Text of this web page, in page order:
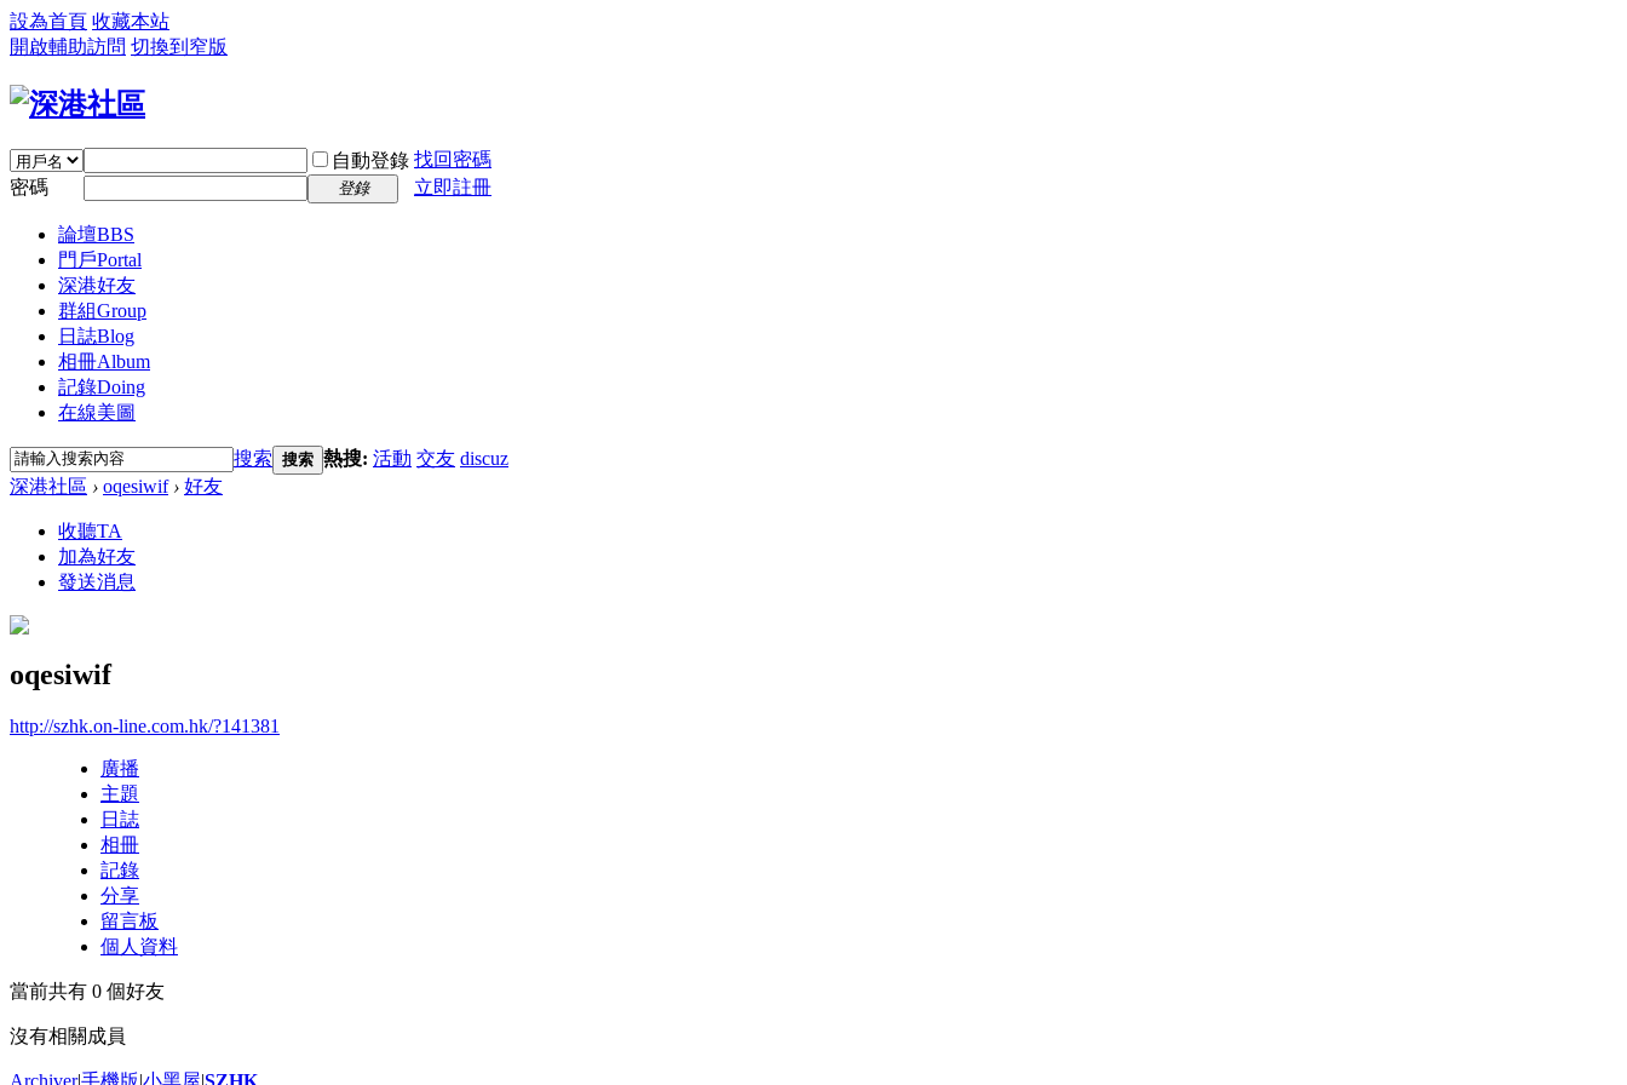
設為首頁 收藏本站
開啟輔助訪問 切換到窄版
自動登錄 找回密碼
密碼
登錄 立即註冊
論壇BBS
門戶Portal
深港好友
群組Group
日誌Blog
相冊Album
記錄Doing
在線美圖
搜索 搜索 熱搜: 活動 交友 discuz
深港社區 › oqesiwif › 好友
收聽TA
加為好友
發送消息
oqesiwif
http://szhk.on-line.com.hk/?141381
廣播
主題
日誌
相冊
記錄
分享
留言板
個人資料
當前共有 0 個好友
沒有相關成員
Archiver|手機版|小黑屋|SZHK